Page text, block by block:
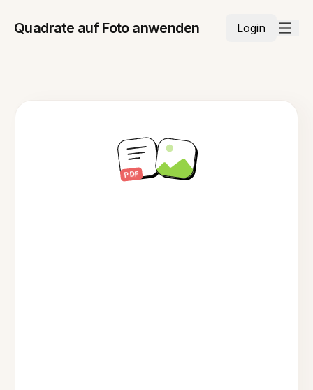
Quadrate auf Foto anwenden Login